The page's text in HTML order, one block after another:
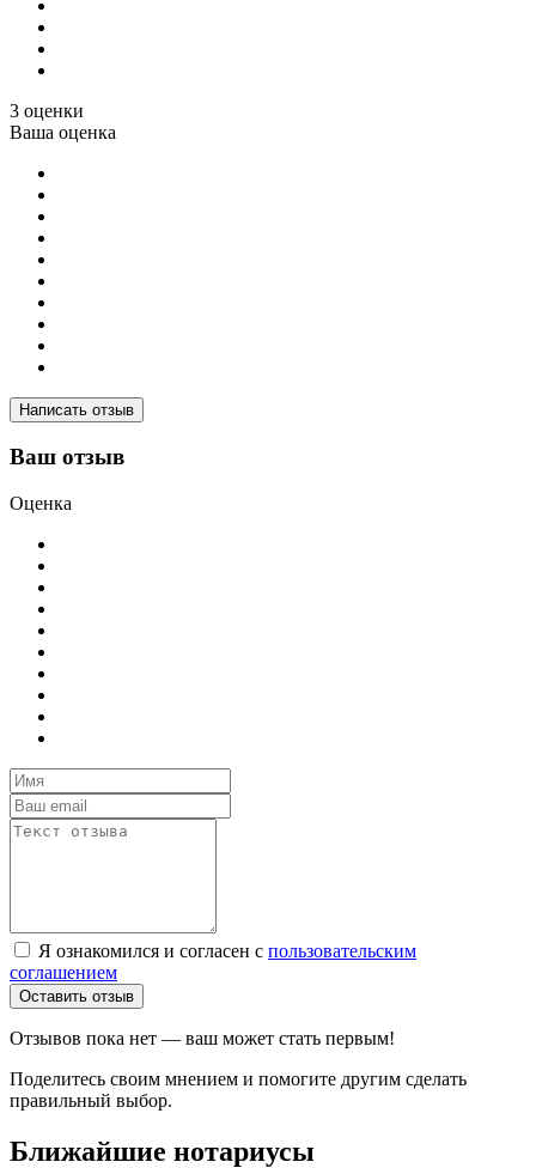
3 оценки
Ваша оценка
Написать отзыв
Ваш отзыв
Оценка
Я ознакомился и согласен с пользовательским
соглашением
Оставить отзыв
Отзывов пока нет — ваш может стать первым!
Поделитесь своим мнением и помогите другим сделать
правильный выбор.
Ближайшие нотариусы